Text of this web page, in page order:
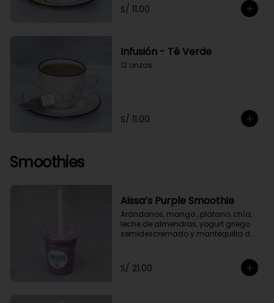
S/ 11.00
Infusión - Té Verde
12 onzas
S/ 11.00
Smoothies
Aissa’s Purple Smoothie
Arándanos, mango , plátano, chía,
leche de almendras, yogurt griego
semidescremado y mantequilla de
S/ 21.00